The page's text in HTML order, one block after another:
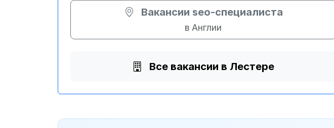
Вакансии seo-специалиста
в Англии
Все вакансии в Лестере